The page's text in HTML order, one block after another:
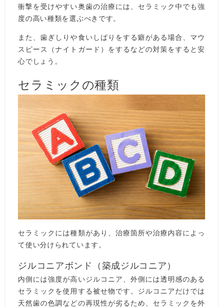
衝撃を受けやすい奥歯の治療には、セラミック中でも強
度の高い種類を選ぶべきです。
また、歯ぎしりや食いしばりをする癖がある場合、マウ
スピース（ナイトガード）をするなどの対策をすると安
心でしょう。
セラミックの種類
セラミックには種類があり、治療箇所や治療内容によっ
て使い分けられています。
ジルコニアボンド（築成ジルコニア）
内側には強度が高いジルコニア、外側には透明感のある
セラミックを使用する被せ物です。ジルコニアだけでは
天然歯の色調などの再現性が劣るため、セラミックを外